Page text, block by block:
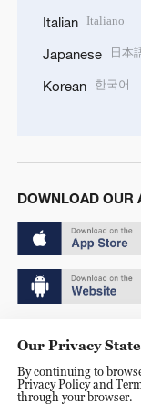
Italian Italiano
Japanese 日本
Korean 한국어
DOWNLOAD OUR
京ICP备20000184号
京公网安备
Our Privacy
By continuing to
Privacy Policy and
through your browser.